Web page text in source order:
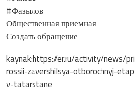
#Фазылов
Общественная приемная
Создать обращение
kaynak:https://er.ru/activity/news/
rossii-zavershilsya-otborochnyj-
v-tatarstane